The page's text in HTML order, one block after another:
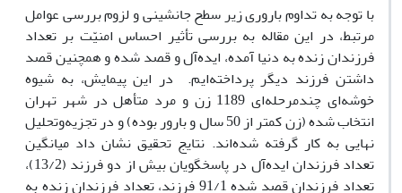
با توجه به تداوم باروری زیر سطح جانشینی و لزوم بررسی عوامل
مرتبط، در این مقاله به بررسی تأثیر احساس امنیّت بر تعداد
فرزندان زنده به دنیا آمده، ایده‌آل و قصد شده و همچنین قصد
داشتن فرزند دیگر پرداخته‌ایم. در این پیمایش، به شیوه
خوشه‌ای چندمرحله‌ای 1189 زن و مرد متأهل در شهر تهران
انتخاب شده (زن کمتر از 50 سال و بارور بوده) و در تجزیه‌و‌تحلیل
نهایی به کار گرفته شده‌اند. نتایج تحقیق نشان داد میانگین
تعداد فرزندان ایده‌آل در پاسخگویان بیش از دو فرزند (13/2)،
تعداد فرزندان قصد شده 91/1 فرزند، تعداد فرزندان زنده به